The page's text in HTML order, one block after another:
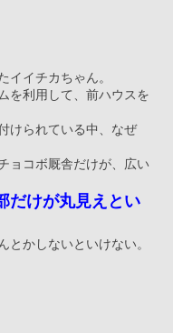
イイチカちゃん。
を利用して、前ハウスを
けられている中、なぜ
ョコボ厩舎だけが、広い
だけが丸見えとい
かしないといけない。